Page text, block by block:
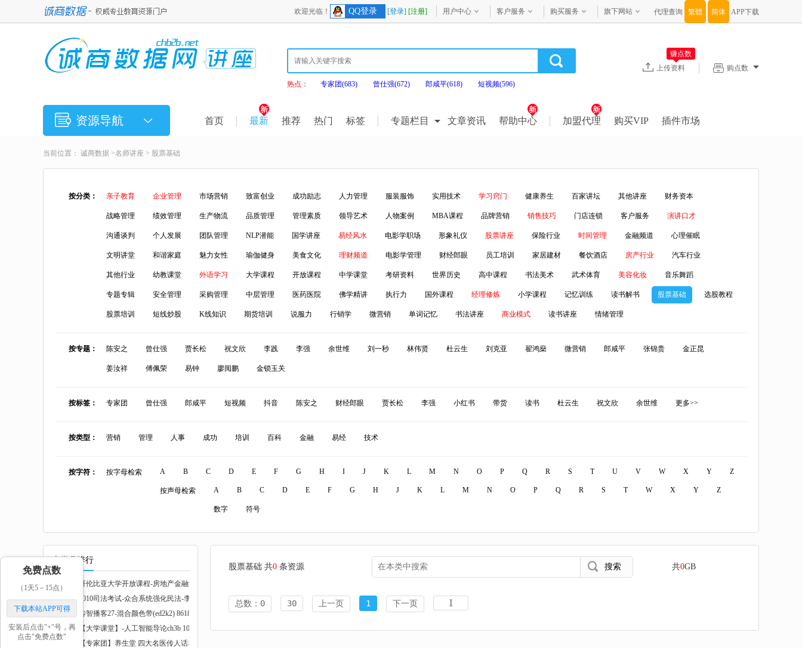
欢迎光临！ QQ登录 [登录] [注册] 用户中心 客户服务 购买服务 旗下网站 代理查询 APP下载
热点： 专家团(683) 曾仕强(672) 郎咸平(618) 短视频(596)
购点数
上传资料
赚点数
资源导航 首页 最新 推荐 热门 标签 专题栏目 文章资讯 帮助中心 加盟代理 购买VIP 插件市场
当前位置： 诚商数据 >名师讲座 > 股票基础
按分类： 亲子教育 企业管理 市场营销 致富创业 成功励志 人力管理 服装服饰 实用技术 学习窍门 健康养生 百家讲坛 其他讲座 财务资本
战略管理 绩效管理 生产物流 品质管理 管理素质 领导艺术 人物案例 MBA课程 品牌营销 销售技巧 门店连锁 客户服务 演讲口才
沟通谈判 个人发展 团队管理 NLP潜能 国学讲座 易经风水 电影学职场 形象礼仪 股票讲座 保险行业 时间管理 金融频道 心理催眠
文明讲堂 和谐家庭 魅力女性 瑜伽健身 美食文化 理财频道 电影学管理 财经郎眼 员工培训 家居建材 餐饮酒店 房产行业 汽车行业
其他行业 幼教课堂 外语学习 大学课程 开放课程 中学课堂 考研资料 世界历史 高中课程 书法美术 武术体育 美容化妆 音乐舞蹈
专题专辑 安全管理 采购管理 中层管理 医药医院 佛学精讲 执行力 国外课程 经理修炼 小学课程 记忆训练 读书解书 股票基础 选股教程
股票培训 短线炒股 K线知识 期货培训 说服力 行销学 微营销 单词记忆 书法讲座 商业模式 读书讲座 情绪管理
按专题： 陈安之 曾仕强 贾长松 祝文欣 李践 李强 余世维 刘一秒 林伟贤 杜云生 刘克亚 翟鸿燊 微营销 郎咸平 张锦贵 金正昆
姜汝祥 傅佩荣 易钟 廖阅鹏 金锁玉关
按标签： 专家团 曾仕强 郎咸平 短视频 抖音 陈安之 财经郎眼 贾长松 李强 小红书 带货 读书 杜云生 祝文欣 余世维 更多>>
按类型： 营销 管理 人事 成功 培训 百科 金融 易经 技术
按字符： 按字母检索 A B C D E F G H I J K L M N O P Q R S T U V W X Y Z
按声母检索 A B C D E F G H J K L M N O P Q R S T W X Y Z
数字 符号
本类月排行
哥伦比亚大学开放课程-房地产金融学 I(ed2k2)...
2010司法考试-众合系统强化民法-李建伟.mp3(e...
传智播客27-混合颜色带(ed2k2) 86182
【大学课堂】-人工智能导论ch3b 108419
【专家团】养生堂 四大名医传人话养生21lj 83...
股票基础 共0 条资源 共0GB
总数：0 30 上一页 1 下一页
免费点数
（1天5－15点）
下载本站APP可得
安装后点击"+"号，再
点击"免费点数"